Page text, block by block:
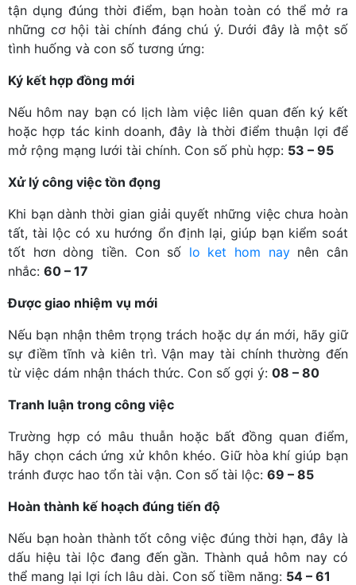
tận dụng đúng thời điểm, bạn hoàn toàn có thể mở ra
những cơ hội tài chính đáng chú ý. Dưới đây là một số
tình huống và con số tương ứng:
Ký kết hợp đồng mới
Nếu hôm nay bạn có lịch làm việc liên quan đến ký kết
hoặc hợp tác kinh doanh, đây là thời điểm thuận lợi để
mở rộng mạng lưới tài chính. Con số phù hợp: 53 – 95
Xử lý công việc tồn đọng
Khi bạn dành thời gian giải quyết những việc chưa hoàn
tất, tài lộc có xu hướng ổn định lại, giúp bạn kiểm soát
tốt hơn dòng tiền. Con số lo ket hom naynên cân
nhắc: 60 – 17
Được giao nhiệm vụ mới
Nếu bạn nhận thêm trọng trách hoặc dự án mới, hãy giữ
sự điềm tĩnh và kiên trì. Vận may tài chính thường đến
từ việc dám nhận thách thức. Con số gợi ý: 08 – 80
Tranh luận trong công việc
Trường hợp có mâu thuẫn hoặc bất đồng quan điểm,
hãy chọn cách ứng xử khôn khéo. Giữ hòa khí giúp bạn
tránh được hao tổn tài vận. Con số tài lộc: 69 – 85
Hoàn thành kế hoạch đúng tiến độ
Nếu bạn hoàn thành tốt công việc đúng thời hạn, đây là
dấu hiệu tài lộc đang đến gần. Thành quả hôm nay có
thể mang lại lợi ích lâu dài. Con số tiềm năng: 54 – 61